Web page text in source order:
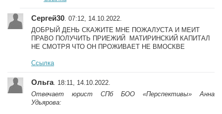
Сергей30 . 07:12, 14.10.2022.
ДОБРЫЙ ДЕНЬ СКАЖИТЕ МНЕ ПОЖАЛУСТА И МЕИТ
ПРАВО ПОЛУЧИТЬ ПРИЕЖИЙ МАТИРИНСКИЙ КАПИТАЛ
НЕ СМОТРЯ ЧТО ОН ПРОЖИВАЕТ НЕ ВМОСКВЕ
Ссылка
Ольга. 18:11, 14.10.2022.
Отвечает юрист СПб БОО «Перспективы» Анна
Удьярова: